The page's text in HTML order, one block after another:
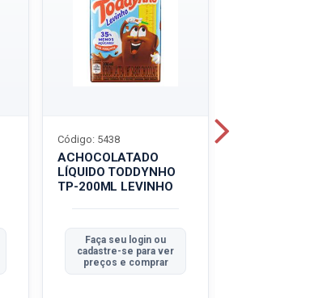
ACHOCOLATADO
LÍQUIDO TODDYNHO
TP-200ML LEVINHO
Código: 5438
Faça seu login ou
cadastre-se para ver
preços e comprar